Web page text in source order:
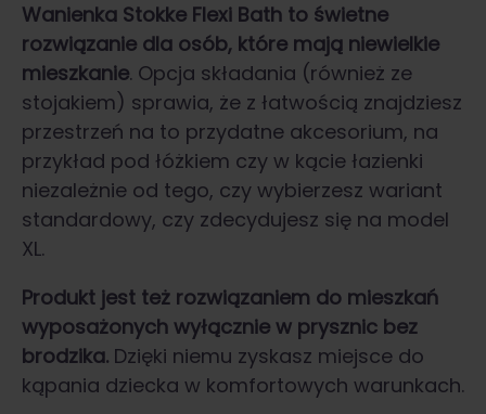
Wanienka Stokke Flexi Bath to świetne
rozwiązanie dla osób, które mają niewielkie
mieszkanie. Opcja składania (również ze
stojakiem) sprawia, że z łatwością znajdziesz
przestrzeń na to przydatne akcesorium, na
przykład pod łóżkiem czy w kącie łazienki
niezależnie od tego, czy wybierzesz wariant
standardowy, czy zdecydujesz się na model
XL.
Produkt jest też rozwiązaniem do mieszkań
wyposażonych wyłącznie w prysznic bez
brodzika. Dzięki niemu zyskasz miejsce do
kąpania dziecka w komfortowych warunkach.